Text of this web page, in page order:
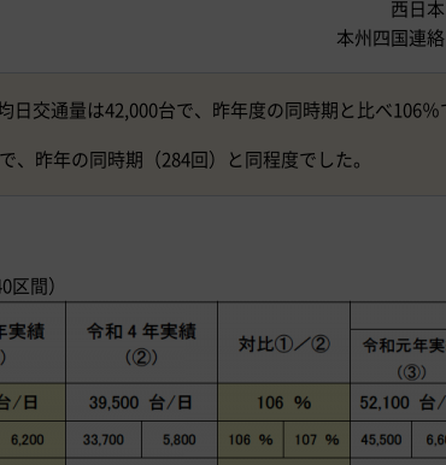
西日
本州四国連
交通量は42,000台で、昨年度の同時期と比べ106％
、昨年の同時期（284回）と同程度でした。
間）